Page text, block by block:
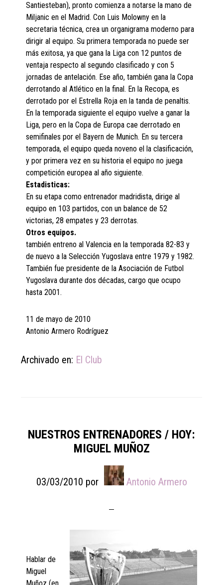
Santiesteban), pronto comienza a notarse la mano de
Miljanic en el Madrid. Con Luis Molowny en la
secretaria técnica, crea un organigrama moderno para
dirigir al equipo. Su primera temporada no puede ser
más exitosa, ya que gana la Liga con 12 puntos de
ventaja respecto al segundo clasificado y con 5
jornadas de antelación. Ese año, también gana la Copa
derrotando al Atlético en la final. En la Recopa, es
derrotado por el Estrella Roja en la tanda de penaltis.
En la temporada siguiente el equipo vuelve a ganar la
Liga, pero en la Copa de Europa cae derrotado en
semifinales por el Bayern de Munich. En su tercera
temporada, el equipo queda noveno el la clasificación,
y por primera vez en su historia el equipo no juega
competición europea al año siguiente.
Estadisticas:
En su etapa como entrenador madridista, dirige al
equipo en 103 partidos, con un balance de 52
victorias, 28 empates y 23 derrotas.
Otros equipos.
también entreno al Valencia en la temporada 82-83 y
de nuevo a la Selección Yugoslava entre 1979 y 1982.
También fue presidente de la Asociación de Futbol
Yugoslava durante dos décadas, cargo que ocupo
hasta 2001.
11 de mayo de 2010
Antonio Armero Rodríguez
Archivado en: El Club
NUESTROS ENTRENADORES / HOY:
MIGUEL MUÑOZ
03/03/2010 por Antonio Armero
Hablar de
Miguel